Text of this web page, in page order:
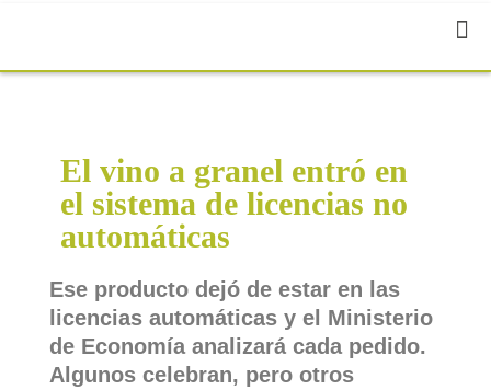
El vino a granel entró en
el sistema de licencias no
automáticas
Ese producto dejó de estar en las
licencias automáticas y el Ministerio
de Economía analizará cada pedido.
Algunos celebran, pero otros